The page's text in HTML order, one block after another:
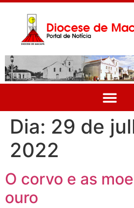
Dia: 29 de
2022
O corvo e as
ouro